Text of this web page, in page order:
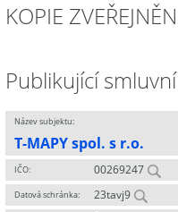
KOPIE
Publikující
Název subjektu:
T-MAPY spol. s r.o.
IČO: 00269247
Datová schránka: 23tavj9